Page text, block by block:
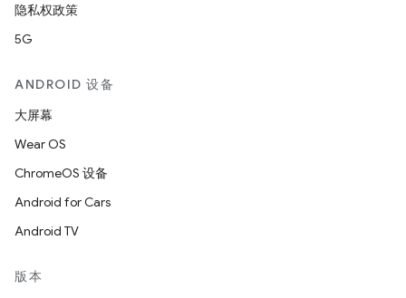
隐私权政策
5G
ANDROID 设备
大屏幕
Wear OS
ChromeOS 设备
Android for Cars
Android TV
版本